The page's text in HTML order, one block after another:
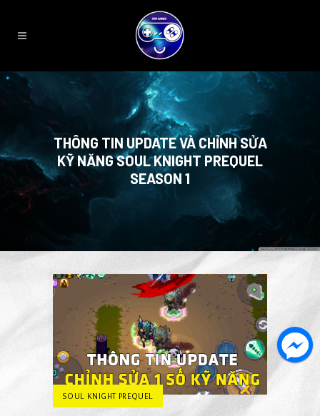
THÔNG TIN UPDATE VÀ CHỈNH SỬA
KỸ NĂNG SOUL KNIGHT PREQUEL
SEASON 1
SOUL KNIGHT PREQUEL